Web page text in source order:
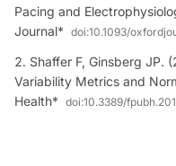
Pacing and
Journal* doi:10.1093/
Shaffer F, Ginsberg JP.
Variability Metrics and
Health* doi:10.3389/